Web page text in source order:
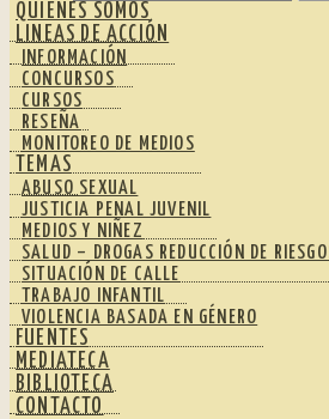
QUIENES SOMOS
LINEAS DE ACCIÓN
INFORMACIÓN
CONCURSOS
CURSOS
RESEÑA
MONITOREO DE MEDIOS
TEMAS
ABUSO SEXUAL
JUSTICIA PENAL JUVENIL
MEDIOS Y NIÑEZ
SALUD – DROGAS REDUCCIÓN DE
SITUACIÓN DE CALLE
TRABAJO INFANTIL
VIOLENCIA BASADA EN GÉNERO
FUENTES
MEDIATECA
BIBLIOTECA
CONTACTO